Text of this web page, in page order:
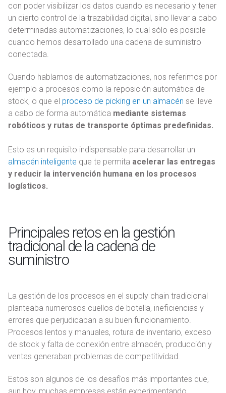
con poder visibilizar los datos cuando es necesario y tener
un cierto control de la trazabilidad digital, sino llevar a cabo
determinadas automatizaciones, lo cual sólo es posible
cuando hemos desarrollado una cadena de suministro
conectada.
Cuando hablamos de automatizaciones, nos referimos por
ejemplo a procesos como la reposición automática de
stock, o que el proceso de picking en un almacén se lleve
a cabo de forma automática mediante sistemas
robóticos y rutas de transporte óptimas predefinidas.
Esto es un requisito indispensable para desarrollar un
almacén inteligente que te permita acelerar las entregas
y reducir la intervención humana en los procesos
logísticos.
Principales retos en la gestión
tradicional de la cadena de
suministro
La gestión de los procesos en el supply chain tradicional
planteaba numerosos cuellos de botella, ineficiencias y
errores que perjudicaban a su buen funcionamiento.
Procesos lentos y manuales, rotura de inventario, exceso
de stock y falta de conexión entre almacén, producción y
ventas generaban problemas de competitividad.
Estos son algunos de los desafíos más importantes que,